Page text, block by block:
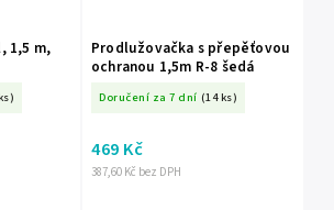
1,5 m,
Prodlužovačka s přepěťovou
ochranou 1,5m R-8 šedá
Doručení za 7 dní (14 ks)
387,60 Kč bez DPH
469 Kč